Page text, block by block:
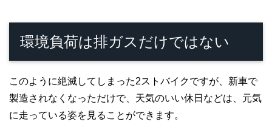
環境負荷は排ガスだけではない
このように絶滅してしまった2ストバイクですが、新車で
製造されなくなっただけで、天気のいい休日などは、元気
に走っている姿を見ることができます。